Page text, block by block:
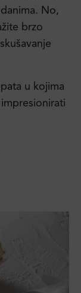
No,
brzo
u kojima